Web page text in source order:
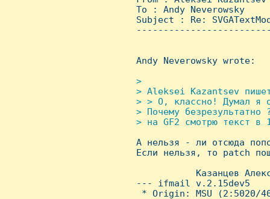
To : Andy Neverowsky
Subject : Re:
Andy Neverowsky wrote:
>
> Aleksei Kazantsev
> > О, классно! Думал я
> Почему
> на GF2 смотрю текст в
А нельзя - ли отсюда
Если нельзя, то patch
Казанцев
--- ifmail v.2.15dev5
* Origin: MSU (2:5020/